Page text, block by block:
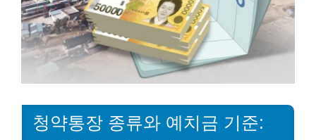
청약통장 종류와 예치금 기준: